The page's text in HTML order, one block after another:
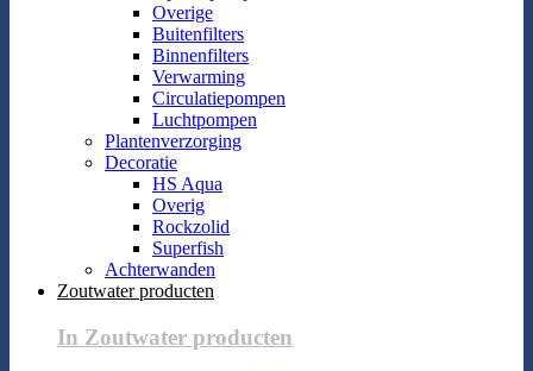
Overige
Buitenfilters
Binnenfilters
Verwarming
Circulatiepompen
Luchtpompen
Plantenverzorging
Decoratie
HS Aqua
Overig
Rockzolid
Superfish
Achterwanden
Zoutwater producten
In Zoutwater producten